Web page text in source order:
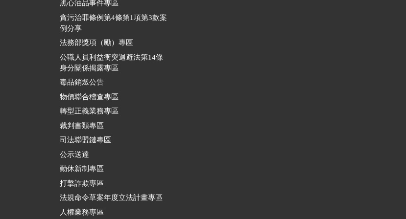
黑心油品事件專區
貪污治罪條例第4條第1項第3款案
例分享
法務部獎項（勵）專區
公職人員利益衝突迴避法第14條
身分關係揭露專區
毒品銷燬公告
物價聯合稽查專區
轉型正義業務專區
裁判書類專區
司法聯盟鏈專區
公示送達
勤休新制專區
打擊詐欺專區
法規命令草案年度立法計畫專區
人權業務專區